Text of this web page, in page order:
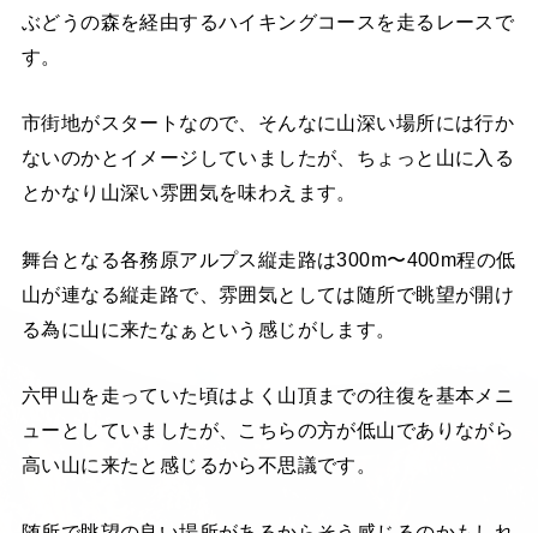
ぶどうの森を経由するハイキングコースを走るレースで
す。
市街地がスタートなので、そんなに山深い場所には行か
ないのかとイメージしていましたが、ちょっと山に入る
とかなり山深い雰囲気を味わえます。
舞台となる各務原アルプス縦走路は300m〜400m程の低
山が連なる縦走路で、雰囲気としては随所で眺望が開け
る為に山に来たなぁという感じがします。
六甲山を走っていた頃はよく山頂までの往復を基本メニ
ューとしていましたが、こちらの方が低山でありながら
高い山に来たと感じるから不思議です。